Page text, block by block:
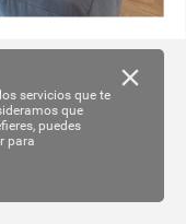
servicios que te
que
puedes
para